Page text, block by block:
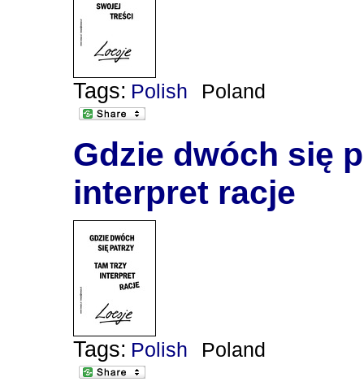
Tags: Polish Poland
Gdzie dwóch się
interpret racje
Tags: Polish Poland